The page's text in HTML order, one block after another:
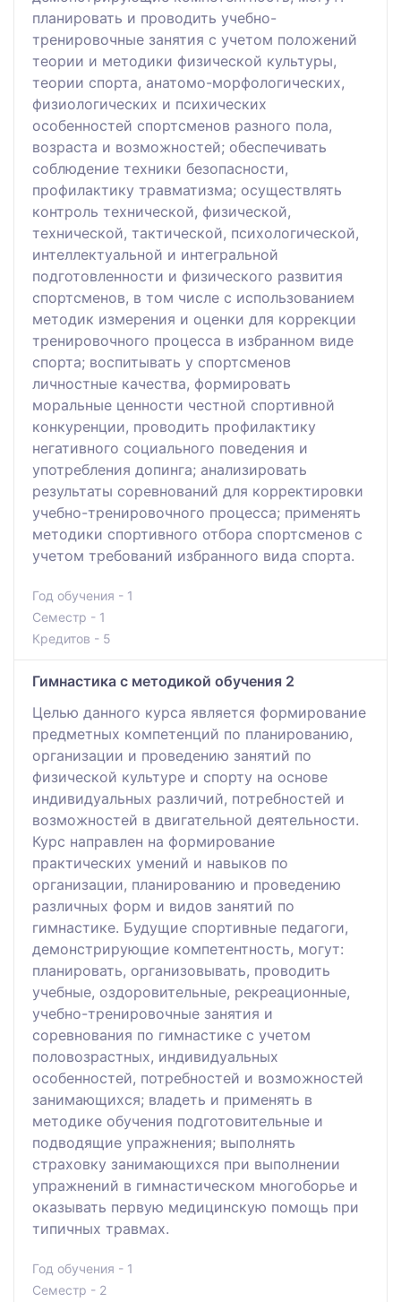
планировать и проводить учебно-
тренировочные занятия с учетом положений
теории и методики физической культуры,
теории спорта, анатомо-морфологических,
физиологических и психических
особенностей спортсменов разного пола,
возраста и возможностей; обеспечивать
соблюдение техники безопасности,
профилактику травматизма; осуществлять
контроль технической, физической,
технической, тактической, психологической,
интеллектуальной и интегральной
подготовленности и физического развития
спортсменов, в том числе с использованием
методик измерения и оценки для коррекции
тренировочного процесса в избранном виде
спорта; воспитывать у спортсменов
личностные качества, формировать
моральные ценности честной спортивной
конкуренции, проводить профилактику
негативного социального поведения и
употребления допинга; анализировать
результаты соревнований для корректировки
учебно-тренировочного процесса; применять
методики спортивного отбора спортсменов с
учетом требований избранного вида спорта.
Год обучения - 1
Семестр - 1
Кредитов - 5
Гимнастика с методикой обучения 2
Целью данного курса является формирование
предметных компетенций по планированию,
организации и проведению занятий по
физической культуре и спорту на основе
индивидуальных различий, потребностей и
возможностей в двигательной деятельности.
Курс направлен на формирование
практических умений и навыков по
организации, планированию и проведению
различных форм и видов занятий по
гимнастике. Будущие спортивные педагоги,
демонстрирующие компетентность, могут:
планировать, организовывать, проводить
учебные, оздоровительные, рекреационные,
учебно-тренировочные занятия и
соревнования по гимнастике с учетом
половозрастных, индивидуальных
особенностей, потребностей и возможностей
занимающихся; владеть и применять в
методике обучения подготовительные и
подводящие упражнения; выполнять
страховку занимающихся при выполнении
упражнений в гимнастическом многоборье и
оказывать первую медицинскую помощь при
типичных травмах.
Год обучения - 1
Семестр - 2